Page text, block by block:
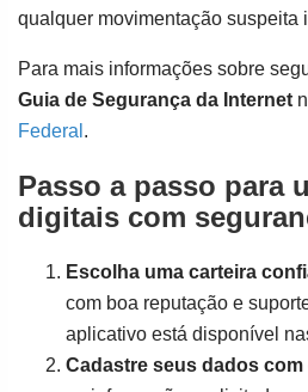
qualquer movimentação suspeita
Para mais informações sobre
Guia de Segurança da Internet
Federal .
Passo a passo para
digitais com
Escolha uma carteira
com boa reputação e
aplicativo está disponível
Cadastre seus dados